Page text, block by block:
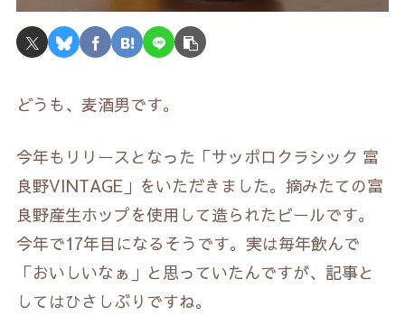
どうも、麦酒男です。
今年もリリースとなった「サッポロクラシック 富
良野VINTAGE」をいただきました。摘みたての富
良野産生ホップを使用して造られたビールです。
今年で17年目になるそうです。実は毎年飲んで
「おいしいなぁ」と思っていたんですが、記事と
してはひさしぶりですね。